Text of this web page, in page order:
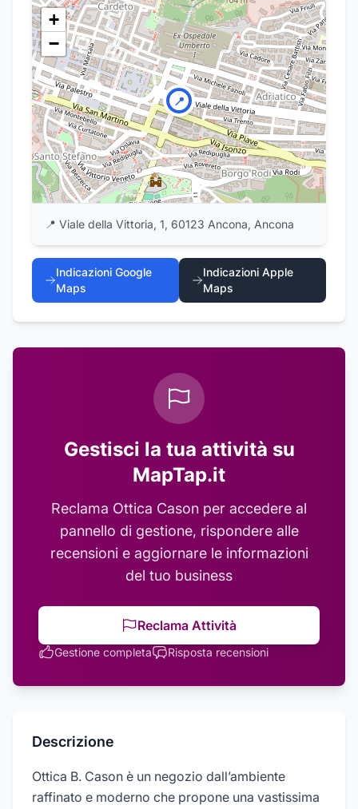
📍
+
−
📍 Viale della Vittoria, 1, 60123 Ancona, Ancona
Indicazioni Google
Maps
Indicazioni Apple
Maps
Gestisci la tua attività su
MapTap.it
Reclama Ottica Cason per accedere al
pannello di gestione, rispondere alle
recensioni e aggiornare le informazioni
del tuo business
Reclama Attività
Gestione completa Risposta recensioni
Descrizione
Ottica B. Cason è un negozio dall’ambiente
raffinato e moderno che propone una vastissima